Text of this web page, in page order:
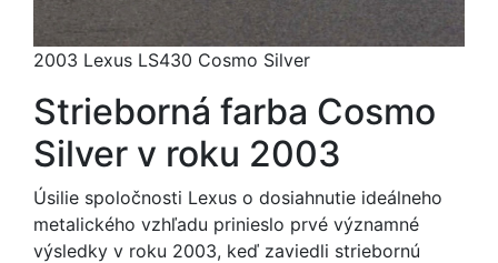
2003 Lexus LS430 Cosmo Silver
Strieborná farba Cosmo
Silver v roku 2003
Úsilie spoločnosti Lexus o dosiahnutie ideálneho
metalického vzhľadu prinieslo prvé významné
výsledky v roku 2003, keď zaviedli striebornú